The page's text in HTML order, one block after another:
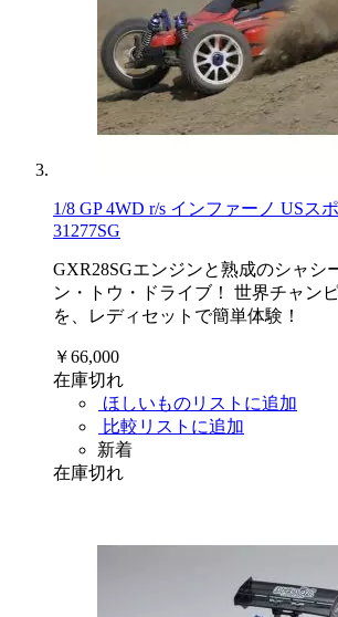
1/8 GP 4WD r/s インファーノ USス
31277SG
GXR28SGエンジンと熟成のシャシ
ン・トウ・ドライブ！ 世界チャン
を、レディセットで簡単体験！
￥66,000
在庫切れ
ほしいものリストに追加
比較リストに追加
新着
在庫切れ